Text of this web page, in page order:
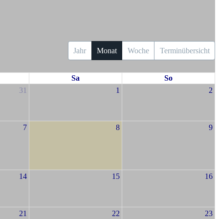
Jahr Monat Woche Terminübersicht
Sa
So
31
1 2
7 8 9
14 15 16
21 22 23